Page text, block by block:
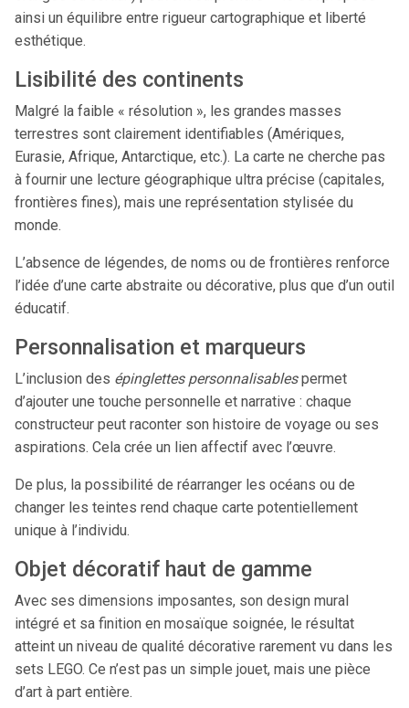
ainsi un équilibre entre rigueur cartographique et liberté
esthétique.
Lisibilité des continents
Malgré la faible « résolution », les grandes masses
terrestres sont clairement identifiables (Amériques,
Eurasie, Afrique, Antarctique, etc.). La carte ne cherche pas
à fournir une lecture géographique ultra précise (capitales,
frontières fines), mais une représentation stylisée du
monde.
L’absence de légendes, de noms ou de frontières renforce
l’idée d’une carte abstraite ou décorative, plus que d’un outil
éducatif.
Personnalisation et marqueurs
L’inclusion des épinglettes personnalisablespermet
d’ajouter une touche personnelle et narrative : chaque
constructeur peut raconter son histoire de voyage ou ses
aspirations. Cela crée un lien affectif avec l’œuvre.
De plus, la possibilité de réarranger les océans ou de
changer les teintes rend chaque carte potentiellement
unique à l’individu.
Objet décoratif haut de gamme
Avec ses dimensions imposantes, son design mural
intégré et sa finition en mosaïque soignée, le résultat
atteint un niveau de qualité décorative rarement vu dans les
sets LEGO. Ce n’est pas un simple jouet, mais une pièce
d’art à part entière.